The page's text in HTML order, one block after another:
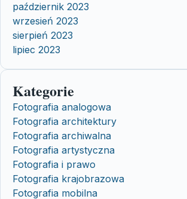
październik 2023
wrzesień 2023
sierpień 2023
lipiec 2023
Kategorie
Fotografia analogowa
Fotografia architektury
Fotografia archiwalna
Fotografia artystyczna
Fotografia i prawo
Fotografia krajobrazowa
Fotografia mobilna